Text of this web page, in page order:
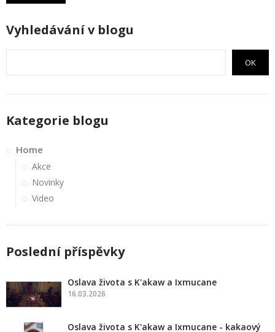
Vyhledávání v blogu
OK
Kategorie blogu
Home
Akce
Novinky
Video
Poslední příspěvky
Oslava života s K'akaw a Ixmucane
16.03.2026
Oslava života s K'akaw a Ixmucane - kakaový